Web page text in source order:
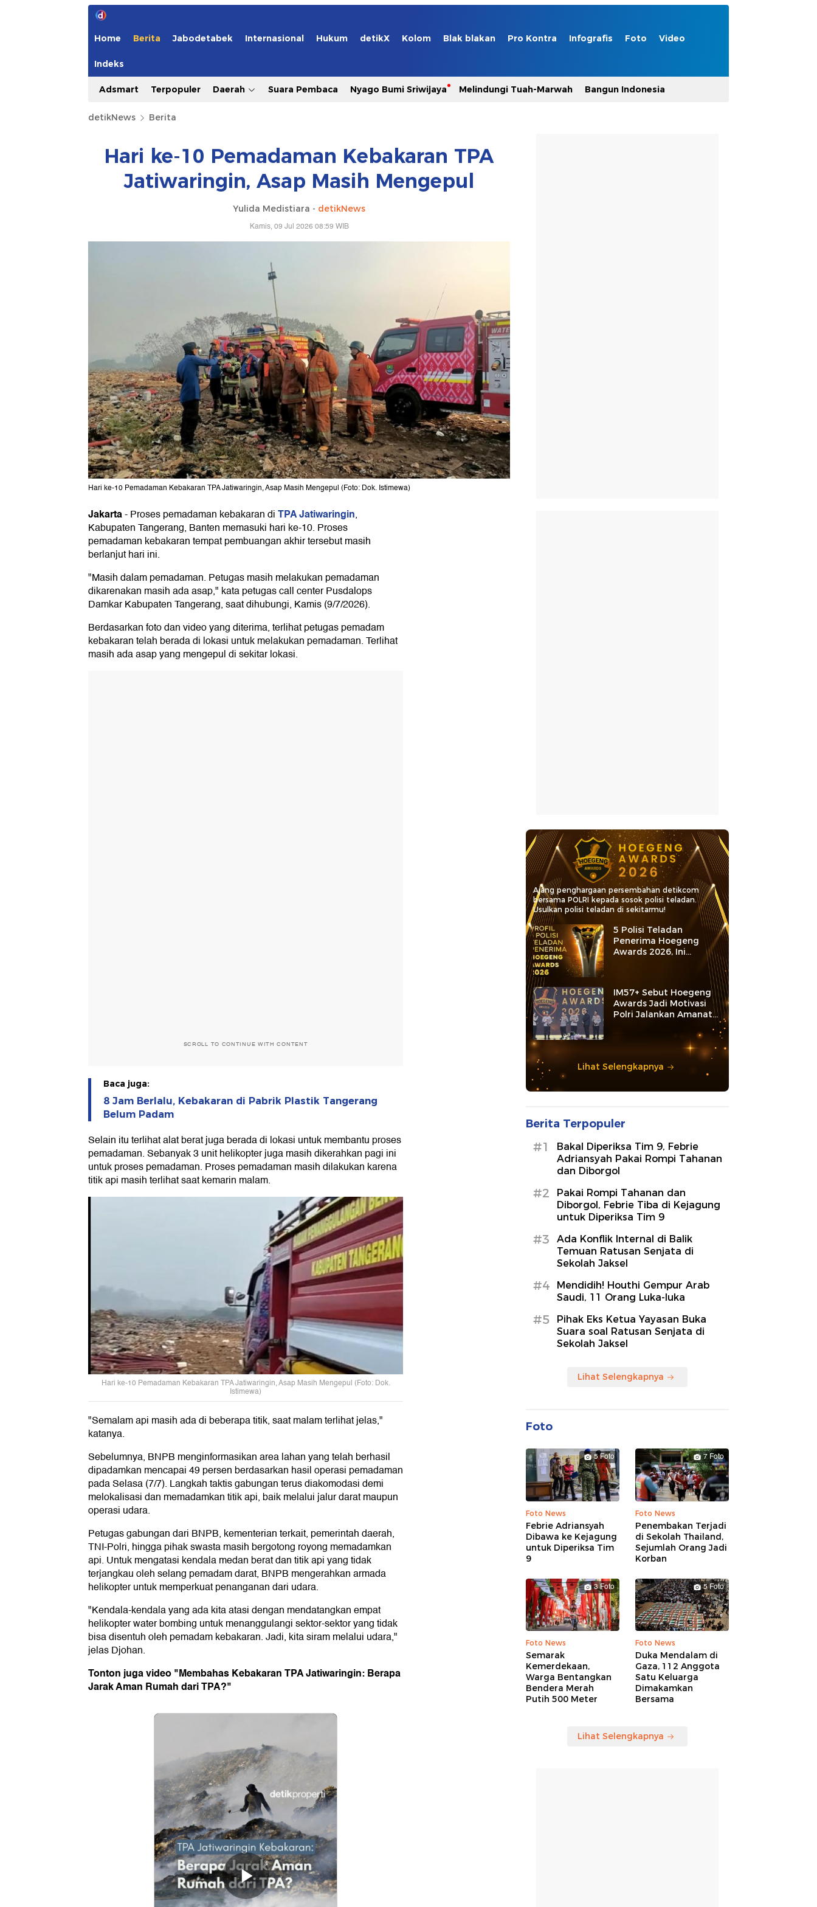
Home Berita Jabodetabek Internasional Hukum detikX Kolom Blak blakan Pro Kontra Infografis Foto Video
Indeks
Adsmart Terpopuler Daerah Suara Pembaca Nyago Bumi Sriwijaya Melindungi Tuah-Marwah Bangun Indonesia
detikNews Berita
Hari ke-10 Pemadaman Kebakaran TPA
Jatiwaringin, Asap Masih Mengepul
Yulida Medistiara - detikNews
Kamis, 09 Jul 2026 08:59 WIB
Hari ke-10 Pemadaman Kebakaran TPA Jatiwaringin, Asap Masih Mengepul (Foto: Dok. Istimewa)
Jakarta-Proses pemadaman kebakaran diTPA Jatiwaringin,
Kabupaten Tangerang, Banten memasuki hari ke-10. Proses
pemadaman kebakaran tempat pembuangan akhir tersebut masih
berlanjut hari ini.
"Masih dalam pemadaman. Petugas masih melakukan pemadaman
dikarenakan masih ada asap," kata petugas call center Pusdalops
Damkar Kabupaten Tangerang, saat dihubungi, Kamis (9/7/2026).
Berdasarkan foto dan video yang diterima, terlihat petugas pemadam
kebakaran telah berada di lokasi untuk melakukan pemadaman. Terlihat
masih ada asap yang mengepul di sekitar lokasi.
SCROLL TO CONTINUE WITH CONTENT
Baca juga:
8 Jam Berlalu, Kebakaran di Pabrik Plastik Tangerang
Belum Padam
Selain itu terlihat alat berat juga berada di lokasi untuk membantu proses
pemadaman. Sebanyak 3 unit helikopter juga masih dikerahkan pagi ini
untuk proses pemadaman. Proses pemadaman masih dilakukan karena
titik api masih terlihat saat kemarin malam.
Hari ke-10 Pemadaman Kebakaran TPA Jatiwaringin, Asap Masih Mengepul (Foto: Dok.
Istimewa)
"Semalam api masih ada di beberapa titik, saat malam terlihat jelas,"
katanya.
Sebelumnya, BNPB menginformasikan area lahan yang telah berhasil
dipadamkan mencapai 49 persen berdasarkan hasil operasi pemadaman
pada Selasa (7/7). Langkah taktis gabungan terus diakomodasi demi
melokalisasi dan memadamkan titik api, baik melalui jalur darat maupun
operasi udara.
Petugas gabungan dari BNPB, kementerian terkait, pemerintah daerah,
TNI-Polri, hingga pihak swasta masih bergotong royong memadamkan
api. Untuk mengatasi kendala medan berat dan titik api yang tidak
terjangkau oleh selang pemadam darat, BNPB mengerahkan armada
helikopter untuk memperkuat penanganan dari udara.
"Kendala-kendala yang ada kita atasi dengan mendatangkan empat
helikopter water bombing untuk menanggulangi sektor-sektor yang tidak
bisa disentuh oleh pemadam kebakaran. Jadi, kita siram melalui udara,"
jelas Djohan.
Tonton juga video "Membahas Kebakaran TPA Jatiwaringin: Berapa
Jarak Aman Rumah dari TPA?"
Ajang penghargaan persembahan detikcom
bersama POLRI kepada sosok polisi teladan.
Usulkan polisi teladan di sekitarmu!
5 Polisi Teladan
Penerima Hoegeng
Awards 2026, Ini
Kategori dan Kiprahnya
IM57+ Sebut Hoegeng
Awards Jadi Motivasi
Polri Jalankan Amanat
Lihat Selengkapnya
Berita Terpopuler
#1
Bakal Diperiksa Tim 9, Febrie
Adriansyah Pakai Rompi Tahanan
dan Diborgol
#2
Pakai Rompi Tahanan dan
Diborgol, Febrie Tiba di Kejagung
untuk Diperiksa Tim 9
#3
Ada Konflik Internal di Balik
Temuan Ratusan Senjata di
Sekolah Jaksel
#4
Mendidih! Houthi Gempur Arab
Saudi, 11 Orang Luka-luka
#5
Pihak Eks Ketua Yayasan Buka
Suara soal Ratusan Senjata di
Sekolah Jaksel
Lihat Selengkapnya
Foto
5 Foto
Foto News
Febrie Adriansyah
Dibawa ke Kejagung
untuk Diperiksa Tim
9
7 Foto
Foto News
Penembakan Terjadi
di Sekolah Thailand,
Sejumlah Orang Jadi
Korban
3 Foto
Foto News
Semarak
Kemerdekaan,
Warga Bentangkan
Bendera Merah
Putih 500 Meter
5 Foto
Foto News
Duka Mendalam di
Gaza, 112 Anggota
Satu Keluarga
Dimakamkan
Bersama
Lihat Selengkapnya